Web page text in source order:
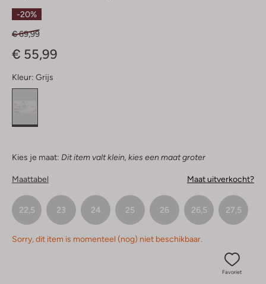
-20%
€ 69,99
€ 55,99
Kleur: Grijs
Kies je maat: Dit item valt klein, kies een maat groter
Maattabel Maat uitverkocht?
22,5 23 24 25 26 26,5 27,5
Sorry, dit item is momenteel (nog) niet beschikbaar.
Favoriet